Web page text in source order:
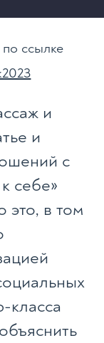
ссылке
и
и
с
себе»
это, в том
класса